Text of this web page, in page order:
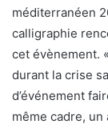
méditerranéen
calligraphie
cet évènement.
durant la crise
d’événement
même cadre,